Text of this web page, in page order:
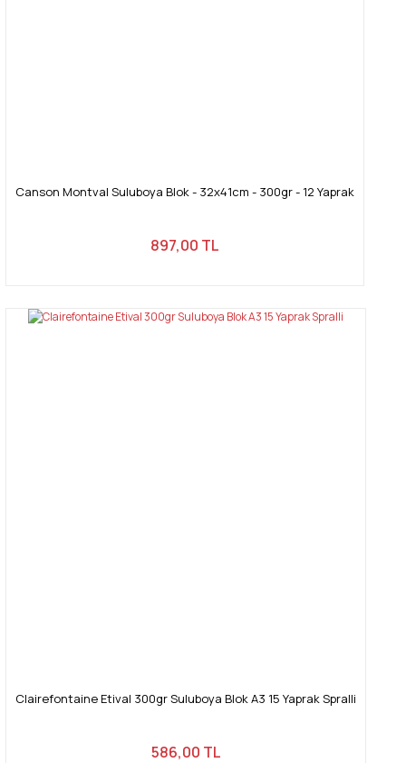
Canson Montval Suluboya Blok - 32x41cm - 300gr - 12 Yaprak
897,00 TL
Clairefontaine Etival 300gr Suluboya Blok A3 15 Yaprak Spralli
586,00 TL